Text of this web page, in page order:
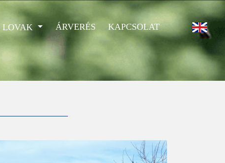
LOVAK ÁRVERÉS KAPCSOLAT